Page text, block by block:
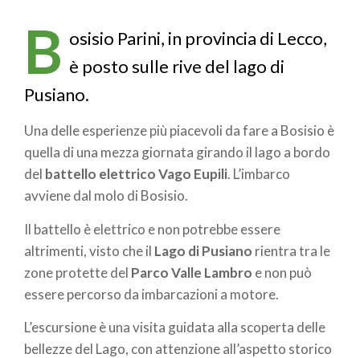
di
pane
B osisio Parini, in provincia di Lecco,
è posto sulle rive del lago di
Pusiano.
Una delle esperienze più piacevoli da fare a Bosisio è
quella di una mezza giornata girando il lago a bordo
del battello elettrico Vago Eupili. L’imbarco
avviene dal molo di Bosisio.
Il battello è elettrico e non potrebbe essere
altrimenti, visto che il Lago di Pusiano rientra tra le
zone protette del Parco Valle Lambro e non può
essere percorso da imbarcazioni a motore.
L’escursione è una visita guidata alla scoperta delle
bellezze del Lago, con attenzione all’aspetto storico